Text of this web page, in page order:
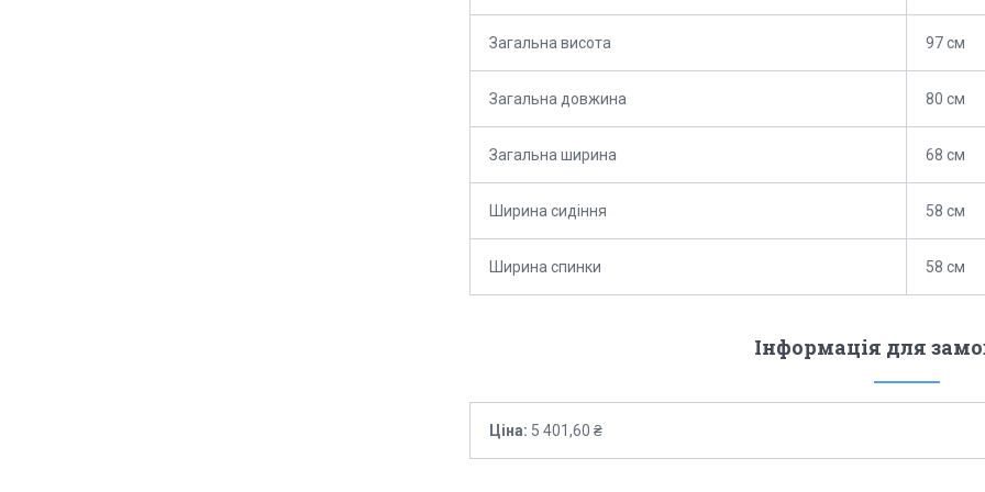
Загальна висота 97 см
Загальна довжина 80 см
Загальна ширина 68 см
Ширина сидіння 58 см
Ширина спинки 58 см
Інформація для
Ціна: 5 401,60 ₴